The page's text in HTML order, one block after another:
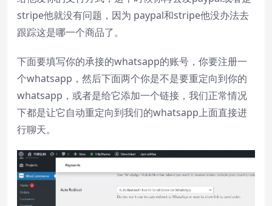
stripe他就没有问题，因为 paypal和stripe他没办法去
跟踪这是哪一个商品了。
下面要填写你的承接的whatsapp的账号，你要注册一
个whatsapp，然后下面两个你是不是要重定向到你的
whatsapp，或者是给它添加一个链接，我们正常情况
下都是让它自动重定向到我们的whatsapp上面直接进
行聊天。